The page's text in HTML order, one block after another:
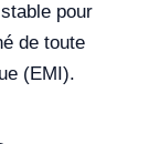
pour
de toute
(EMI).